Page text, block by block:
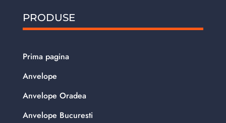
PRODUSE
Prima pagina
Anvelope
Anvelope Oradea
Anvelope Bucuresti